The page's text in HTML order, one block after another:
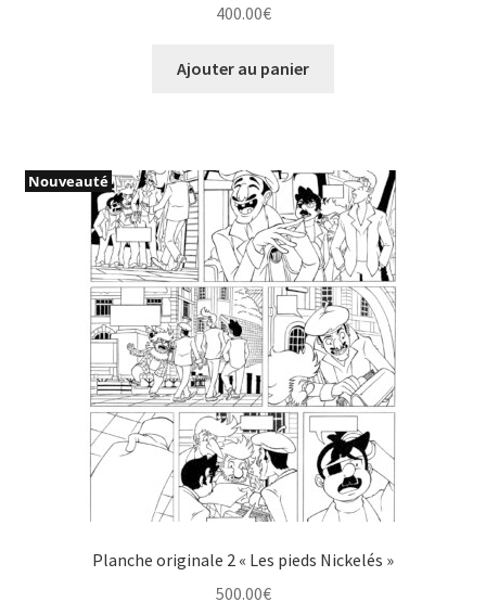
400.00€
Ajouter au panier
Nouveauté
Planche originale 2 « Les pieds Nickelés »
500.00€